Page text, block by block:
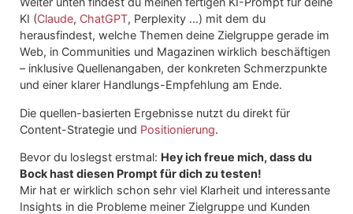
KI (Claude, ChatGPT, Perplexity …) mit dem du
herausfindest, welche Themen deine Zielgruppe gerade im
Web, in Communities und Magazinen wirklich beschäftigen
– inklusive Quellenangaben, der konkreten Schmerzpunkte
und einer klarer Handlungs-Empfehlung am Ende.
Die quellen-basierten Ergebnisse nutzt du direkt für
Content-Strategie und Positionierung.
Bevor du loslegst erstmal: Hey ich freue mich, dass du
Bock hast diesen Prompt für dich zu testen!
Mir hat er wirklich schon sehr viel Klarheit und interessante
Insights in die Probleme meiner Zielgruppe und Kunden